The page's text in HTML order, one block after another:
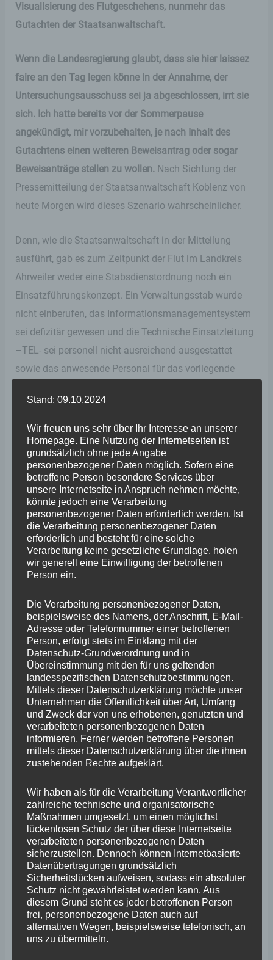
Visualisierung des Flutgeschehens, nunmehr das
Gutachten der Staatsanwaltschaft.
Wenn die Landesregierung glaubt, dass sie hier laissez
faire an den Tag legen könne in der Annahme, der
Untersuchungsausschuss sei ja abgeschlossen, irrt sie
sich. Ich hatte bereits vor der Sommerpause
angekündigt, mir vorzubehalten, je nach Inhalt des
Gutachtens einen weiteren Beweisantrag oder sogar
Beweisanträge stellen zu wollen. Nach Sichtung der
Pressemitteilung der Staatsanwaltschaft Koblenz von
heute Morgen wird dieses Szenario wahrscheinlicher.
Denn, wie die Staatsanwaltschaft in der Mitteilung
ausführt, gab es zum Zeitpunkt der Flut im Landkreis
Ahrweiler weder eine Stabsdienstordnung noch ein
Einsatzführungskonzept. Ein Verwaltungsstab wurde
nicht einberufen, das Informationsmanagementsystem
sei defizitär gewesen und die Technische Einsatzleitung
–TEL- sei personell nicht ausreichend ausgestattet
sowie das anwesende Personal für das vorliegende
wurde das Modulare Warnsystem (MoWaS) nicht durch
die TEL aktiviert und als Verteiler genutzt.
Ausweislich der Pressemitteilung der
Staatsanwaltschaft sei es so, dass die TEL auch
aufgrund dieser erschwerenden Bedingungen mit der
Bewältigung dieses Maximalereignisses komplett
überfordert war. Der Hauptvorwurf ist dabei nicht den
Mitgliedern der TEL zu machen, sondern den für die
Schaffung entsprechender Rahmen- und
Gißler zu zitieren: „Die anwesenden Personen haben
alles gegeben – das Führungssystem ließ nur nicht
mehr zu.“
Wie im Rahmen des Untersuchungsausschusses die
Sachverständigen Prof. Dr. Bernd Grzeszick und Prof. Dr.
Christoph Gusy ausführten, fiel der ADD als
übergeordnete Katastrophenschutzbehörde gemäß § 24
LBKG i.V.m. § 6 LBKG die Einsatzleitung im Rahmen der
Flutkatastrophe zu. Bedingung für die Übernahme sei
Thomas Linnertz auch Kenntnis bezüglich dieser
Verantwortung zur Übernahme der Einsatzleitung hatte.
Als ADD-Präsident und damit potenzieller Einsatzleiter
hätte Thomas Linnertz gemäß der Sachverständigen
eine „Orientierungs- bzw. Nachforschungsobliegenheit“
oder auch eine „Gefahrbeobachtungspflicht“ in der
Nacht vom 14. auf den 15. Juli 2021 gehabt. Demnach
hätte er sich aktiv über die Zustände im Kreis Ahrweiler
Stand: 09.10.2024
Wir freuen uns sehr über Ihr Interesse an unserer
Homepage. Eine Nutzung der Internetseiten ist
grundsätzlich ohne jede Angabe
personenbezogener Daten möglich. Sofern eine
betroffene Person besondere Services über
unsere Internetseite in Anspruch nehmen möchte,
könnte jedoch eine Verarbeitung
personenbezogener Daten erforderlich werden. Ist
die Verarbeitung personenbezogener Daten
erforderlich und besteht für eine solche
Verarbeitung keine gesetzliche Grundlage, holen
wir generell eine Einwilligung der betroffenen
Person ein.
Die Verarbeitung personenbezogener Daten,
beispielsweise des Namens, der Anschrift, E-Mail-
Adresse oder Telefonnummer einer betroffenen
Person, erfolgt stets im Einklang mit der
Datenschutz-Grundverordnung und in
Übereinstimmung mit den für uns geltenden
landesspezifischen Datenschutzbestimmungen.
Mittels dieser Datenschutzerklärung möchte unser
Unternehmen die Öffentlichkeit über Art, Umfang
und Zweck der von uns erhobenen, genutzten und
verarbeiteten personenbezogenen Daten
informieren. Ferner werden betroffene Personen
mittels dieser Datenschutzerklärung über die ihnen
zustehenden Rechte aufgeklärt.
Wir haben als für die Verarbeitung Verantwortlicher
zahlreiche technische und organisatorische
Maßnahmen umgesetzt, um einen möglichst
lückenlosen Schutz der über diese Internetseite
verarbeiteten personenbezogenen Daten
sicherzustellen. Dennoch können Internetbasierte
Datenübertragungen grundsätzlich
Sicherheitslücken aufweisen, sodass ein absoluter
Schutz nicht gewährleistet werden kann. Aus
diesem Grund steht es jeder betroffenen Person
frei, personenbezogene Daten auch auf
alternativen Wegen, beispielsweise telefonisch, an
uns zu übermitteln.